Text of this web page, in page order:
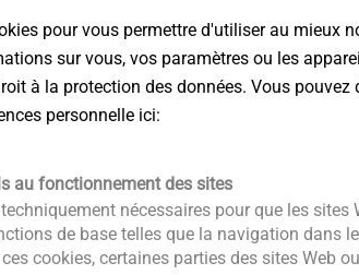
CAD & more
for actuators and gearboxes
pour vous permettre d'utiliser au mieux
sur vous, vos paramètres ou les
à la protection des données. Vous
personnelle ici:
au fonctionnement des sites
nécessaires pour que les
de base telles que la navigation dans
cookies, certaines parties des sites Web